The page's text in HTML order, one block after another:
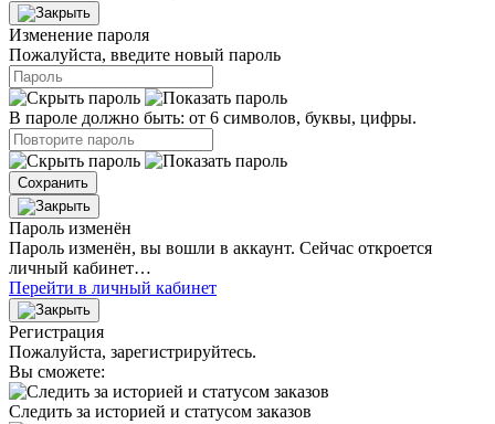
Изменение пароля
Пожалуйста, введите новый пароль
В пароле должно быть: от 6 символов, буквы, цифры.
Сохранить
Пароль изменён
Пароль изменён, вы вошли в аккаунт. Сейчас откроется
личный кабинет…
Перейти в личный кабинет
Регистрация
Пожалуйста, зарегистрируйтесь.
Вы сможете:
Следить за историей и статусом заказов